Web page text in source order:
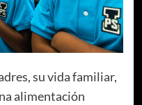
su vida familiar,
alimentación